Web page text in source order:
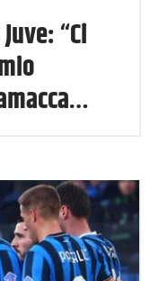
“Ci